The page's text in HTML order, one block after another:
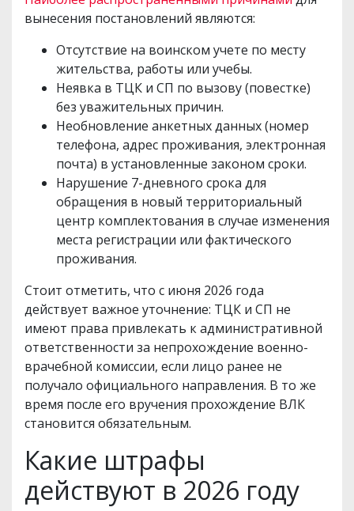
вынесения постановлений являются:
Отсутствие на воинском учете по месту
жительства, работы или учебы.
Неявка в ТЦК и СП по вызову (повестке)
без уважительных причин.
Необновление анкетных данных (номер
телефона, адрес проживания, электронная
почта) в установленные законом сроки.
Нарушение 7-дневного срока для
обращения в новый территориальный
центр комплектования в случае изменения
места регистрации или фактического
проживания.
Стоит отметить, что с июня 2026 года
действует важное уточнение: ТЦК и СП не
имеют права привлекать к административной
ответственности за непрохождение военно-
врачебной комиссии, если лицо ранее не
получало официального направления. В то же
время после его вручения прохождение ВЛК
становится обязательным.
Какие штрафы
действуют в 2026 году